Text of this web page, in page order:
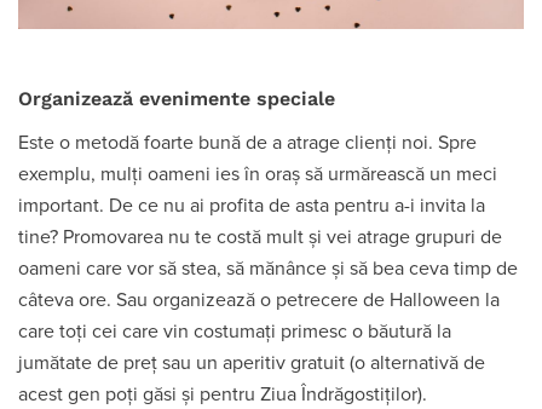
Organizează evenimente speciale
Este o metodă foarte bună de a atrage clienți noi. Spre
exemplu, mulți oameni ies în oraș să urmărească un meci
important. De ce nu ai profita de asta pentru a-i invita la
tine? Promovarea nu te costă mult și vei atrage grupuri de
oameni care vor să stea, să mănânce și să bea ceva timp de
câteva ore. Sau organizează o petrecere de Halloween la
care toți cei care vin costumați primesc o băutură la
jumătate de preț sau un aperitiv gratuit (o alternativă de
acest gen poți găsi și pentru Ziua Îndrăgostiților).